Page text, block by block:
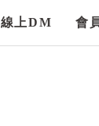
線上DM 會